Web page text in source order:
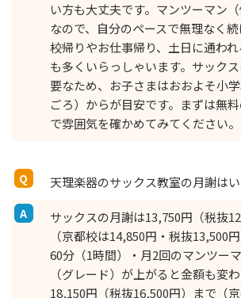
い方も大丈夫です。マンツーマン（
なので、自分のペースで無理なく
校帰りやお仕事帰り、土日に通わ
も多くいらっしゃいます。サック
要なため、お子さまはおおよそ小
ごろ）からが目安です。まずは無
で雰囲気を確かめてみてください。
天理楽器のサックス教室の月謝は
サックスの月謝は13,750円（税抜
（京都校は14,850円・税抜13,500
60分（1時間）・月2回のマンツー
（グレード）が上がると金額も変
18,150円（税抜16,500円）まで（